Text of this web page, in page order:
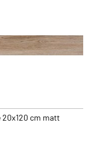
20x120 cm matt